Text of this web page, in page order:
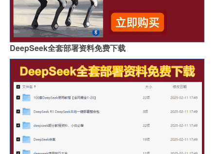
DeepSeek全套部署资料免费下载